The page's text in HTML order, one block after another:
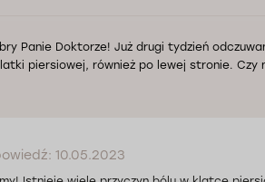
Panie Doktorze! Już drugi tydzień
piersiowej, również po lewej stronie.
10.05.2023